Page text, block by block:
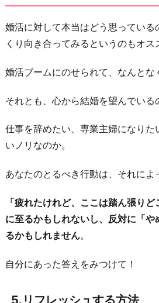
婚活に対して本当はどう思っている
くり向き合ってみるというのもオス
婚活ブームにのせられて、なんとな
それとも、心から結婚を望んでいる
仕事を辞めたい、専業主婦になりた
いノリなのか。
あなたのとるべき行動は、それによ
「疲れたけれど、ここは踏ん張り
に至るかもしれないし、反対に「
るかもしれません。
自分にあった答えをみつけて！
5.リフレッシュする方法